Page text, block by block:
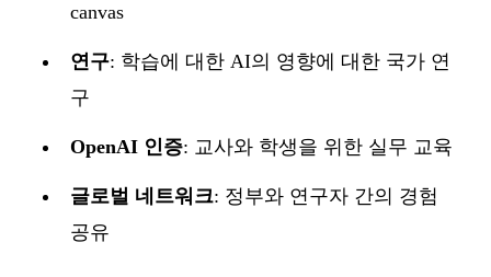
canvas
연구: 학습에 대한 AI의 영향에 대한 국가 연
구
OpenAI 인증: 교사와 학생을 위한 실무 교육
글로벌 네트워크: 정부와 연구자 간의 경험
공유